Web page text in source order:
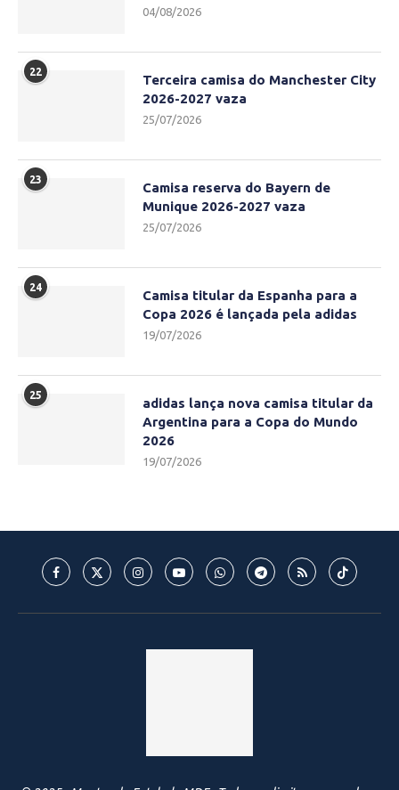
04/08/2026
22
Terceira camisa do Manchester City
2026-2027 vaza
25/07/2026
23
Camisa reserva do Bayern de
Munique 2026-2027 vaza
25/07/2026
24
Camisa titular da Espanha para a
Copa 2026 é lançada pela adidas
19/07/2026
25
adidas lança nova camisa titular da
Argentina para a Copa do Mundo
2026
19/07/2026